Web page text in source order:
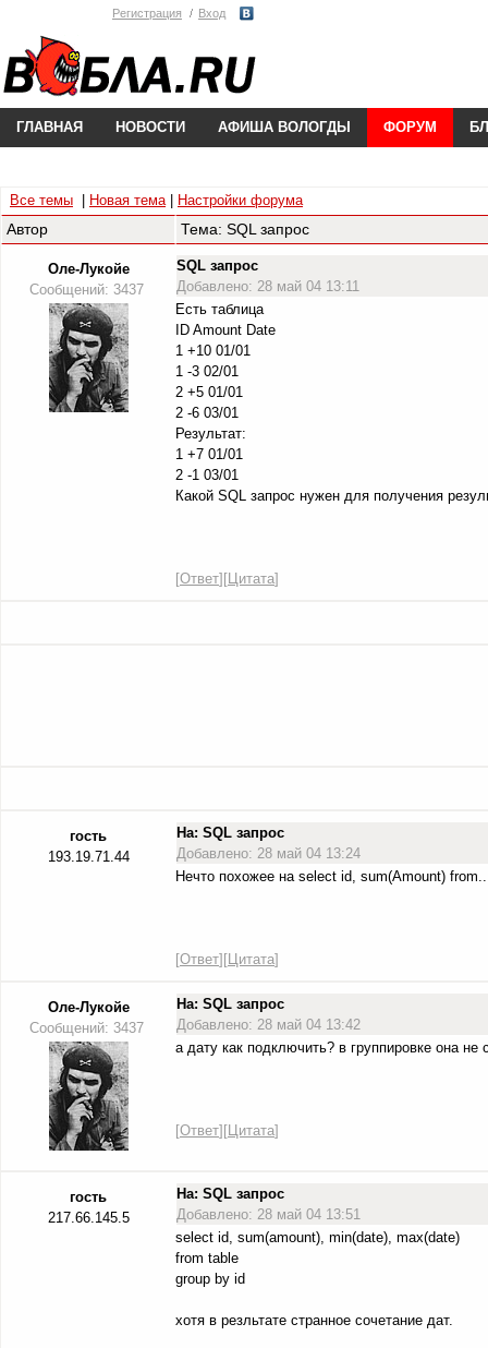
Регистрация Вход
ГЛАВНАЯ НОВОСТИ АФИША ВОЛОГДЫ ФОРУМ
Все темы Новая тема| Настройки форума
Автор Тема: SQL запрос
Оле-Лукойе
Сообщений: 3437
SQL запрос
Добавлено: 28 май 04 13:11
Есть таблица
ID Amount Date
1 +10 01/01
1 -3 02/01
2 +5 01/01
2 -6 03/01
Результат:
1 +7 01/01
2 -1 03/01
Какой SQL запрос нужен для получения
[Ответ][Цитата]
гость
193.19.71.44
На: SQL запрос
Добавлено: 28 май 04 13:24
Нечто похожее на select id, sum(Amount)
[Ответ][Цитата]
Оле-Лукойе
Сообщений: 3437
На: SQL запрос
Добавлено: 28 май 04 13:42
а дату как подключить? в группировке она не
[Ответ][Цитата]
гость
217.66.145.5
На: SQL запрос
Добавлено: 28 май 04 13:51
select id, sum(amount), min(date), max(date)
from table
group by id
хотя в резльтате странное сочетание дат.